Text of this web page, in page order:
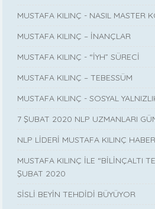
MUSTAFA KILINÇ - NASIL MASTER
MUSTAFA KILINÇ – İNANÇLAR
MUSTAFA KILINÇ - “İYH” SÜRECİ
MUSTAFA KILINÇ – TEBESSÜM
MUSTAFA KILINÇ - SOSYAL
7 ŞUBAT 2020 NLP UZMANLARI
NLP LİDERİ MUSTAFA KILINÇ
MUSTAFA KILINÇ İLE “BİLİNÇALTI
ŞUBAT 2020
SİSLİ BEYİN TEHDİDİ BÜYÜYOR